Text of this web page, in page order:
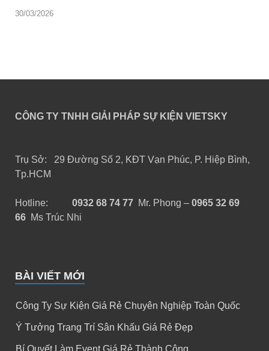
30/03/2026
CÔNG TY TNHH GIẢI PHÁP SỰ KIỆN VIETSKY
Trụ Sở: 29 Đường Số 2, KĐT Vạn Phúc, P. Hiệp Bình,
Tp.HCM
Hotline: 0932 68 74 77 Mr. Phong – 0965 32 69
66 Ms Trúc Nhi
BÀI VIẾT MỚI
Công Ty Sự Kiện Giá Rẻ Chuyên Nghiệp Toàn Quốc
Ý Tưởng Trang Trí Sân Khấu Giá Rẻ Đẹp
Bí Quyết Làm Event Giá Rẻ Thành Công